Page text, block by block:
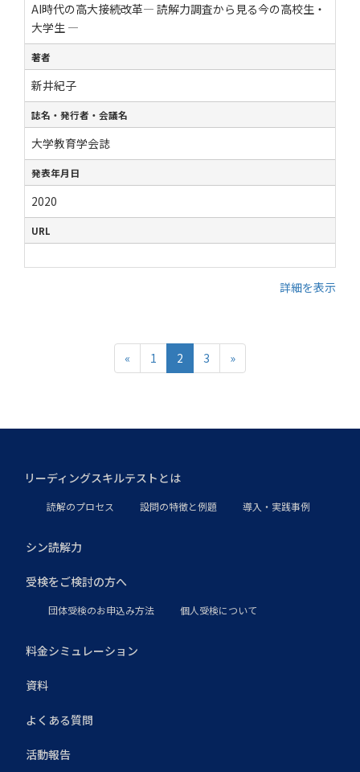
AI時代の高大接続改革― 読解力調査から見る今の高校生・
大学生 ―
著者
新井紀子
誌名・発行者・会議名
大学教育学会誌
発表年月日
2020
URL
詳細を表示
« 1 2 3 »
リーディングスキルテストとは
読解のプロセス 設問の特徴と例題 導入・実践事例
シン読解力
受検をご検討の方へ
団体受検のお申込み方法 個人受検について
料金シミュレーション
資料
よくある質問
活動報告